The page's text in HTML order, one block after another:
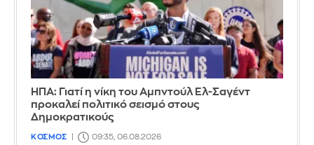
ΗΠΑ: Γιατί η νίκη του Αμπντούλ Ελ-Σαγέντ
προκαλεί πολιτικό σεισμό στους
Δημοκρατικούς
ΚΟΣΜΟΣ 09:35, 06.08.2026